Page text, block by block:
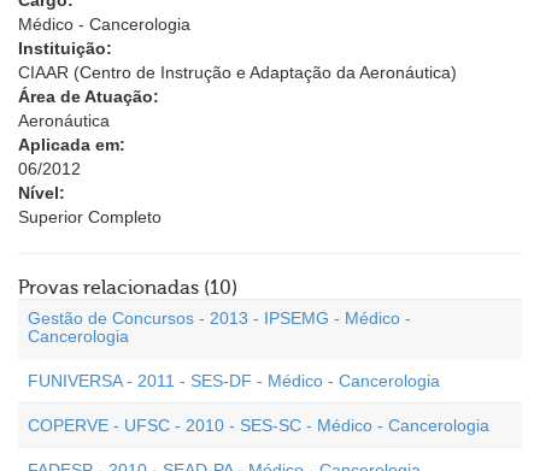
Médico - Cancerologia
Instituição:
CIAAR (Centro de Instrução e Adaptação da Aeronáutica)
Área de Atuação:
Aeronáutica
Aplicada em:
06/2012
Nível:
Superior Completo
Provas relacionadas (10)
Gestão de Concursos - 2013 - IPSEMG - Médico -
Cancerologia
FUNIVERSA - 2011 - SES-DF - Médico - Cancerologia
COPERVE - UFSC - 2010 - SES-SC - Médico - Cancerologia